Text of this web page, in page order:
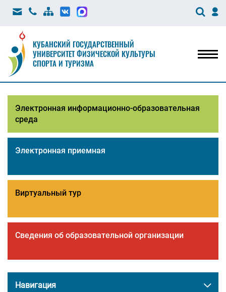
КУБАНСКИЙ ГОСУДАРСТВЕННЫЙ
УНИВЕРСИТЕТ ФИЗИЧЕСКОЙ КУЛЬТУРЫ
СПОРТА И ТУРИЗМА
Электронная информационно-образовательная
среда
Электронная приемная
Виртуальный тур
Сведения об образовательной организации
Навигация